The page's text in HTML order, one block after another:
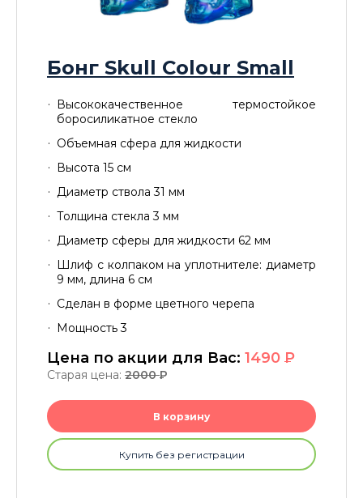
Бонг Skull Colour Small
Высококачественное термостойкое
боросиликатное стекло
Объемная сфера для жидкости
Высота 15 см
Диаметр ствола 31 мм
Толщина стекла 3 мм
Диаметр сферы для жидкости 62 мм
Шлиф с колпаком на уплотнителе: диаметр
9 мм, длина 6 см
Сделан в форме цветного черепа
Мощность 3
Цена по акции для Вас: 1490 P
Старая цена: 2000P
В корзину
Купить без регистрации